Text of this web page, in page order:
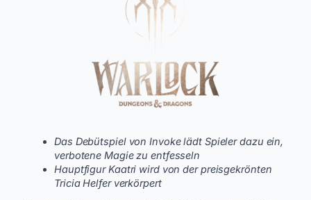
Das Debütspiel von Invoke lädt Spieler dazu ein,
verbotene Magie zu entfesseln
Hauptfigur Kaatri wird von der preisgekrönten
Tricia Helfer verkörpert